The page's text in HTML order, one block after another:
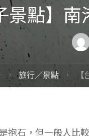
景點】
Home旅行／景點
抱石，但一般人比